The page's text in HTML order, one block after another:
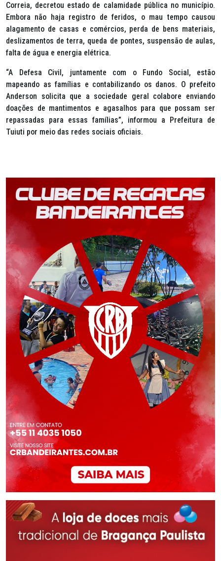
Correia, decretou estado de calamidade pública no município.
Embora não haja registro de feridos, o mau tempo causou
alagamento de casas e comércios, perda de bens materiais,
deslizamentos de terra, queda de pontes, suspensão de aulas,
falta de água e energia elétrica.
“A Defesa Civil, juntamente com o Fundo Social, estão
mapeando as famílias e contabilizando os danos. O prefeito
Anderson solicita que a sociedade geral colabore enviando
doações de mantimentos e agasalhos para que possam ser
repassadas para essas famílias”, informou a Prefeitura de
Tuiuti por meio das redes sociais oficiais.